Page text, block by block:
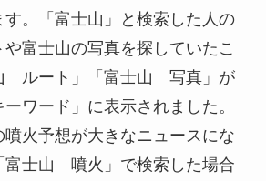
。「富士山」と検索した人の
富士山の写真を探していたこ
ルート」「富士山 写真」が
ーワード」に表示されました。
火予想が大きなニュースにな
富士山 噴火」で検索した場合